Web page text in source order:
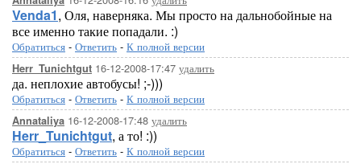
Venda1, Оля, наверняка. Мы просто на дальнобойные на
все именно такие попадали. :)
Обратиться - Ответить - К полной версии
Herr_Tunichtgut 16-12-2008-17:47 удалить
да. неплохие автобусы! ;-)))
Обратиться - Ответить - К полной версии
Annataliya 16-12-2008-17:48 удалить
Herr_Tunichtgut, а то! :))
Обратиться - Ответить - К полной версии